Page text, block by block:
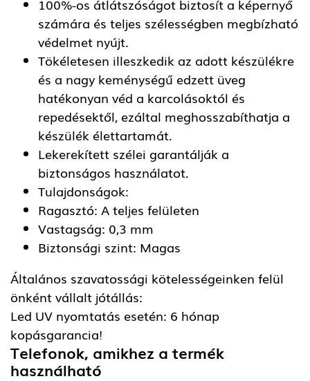
100%-os átlátszóságot biztosít a képernyő
számára és teljes szélességben megbízható
védelmet nyújt.
Tökéletesen illeszkedik az adott készülékre
és a nagy keménységű edzett üveg
hatékonyan véd a karcolásoktól és
repedésektől, ezáltal meghosszabíthatja a
készülék élettartamát.
Lekerekített szélei garantálják a
biztonságos használatot.
Tulajdonságok:
Ragasztó: A teljes felületen
Vastagság: 0,3 mm
Biztonsági szint: Magas
Általános szavatossági kötelességeinken felül
önként vállalt jótállás:
Led UV nyomtatás esetén: 6 hónap
kopásgarancia!
Telefonok, amikhez a termék
használható